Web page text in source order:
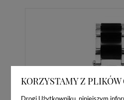
KORZYSTAMY Z PLIKÓW
Drogi Użytkowniku, niniejszym